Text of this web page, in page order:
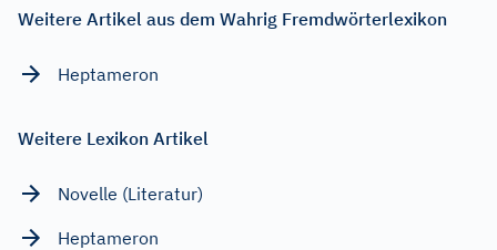
Weitere Artikel aus dem Wahrig Fremdwörterlexikon
Heptameron
Weitere Lexikon Artikel
Novelle (Literatur)
Heptameron